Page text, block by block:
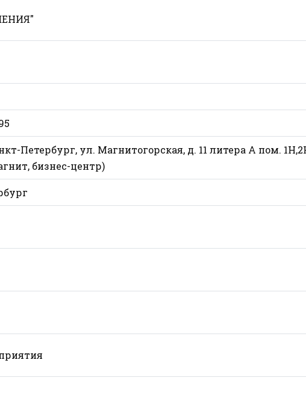
Петербург, ул. Магнитогорская, д. 11 литера А пом.
бизнес-центр)